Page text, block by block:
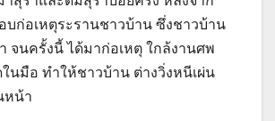
บก่อเหตุระรานชาวบ้าน ซึ่งชาวบ้าน
จนครั้งนี้ ได้มาก่อเหตุ ใกล้งานศพ
นมือ ทำให้ชาวบ้าน ต่างวิ่งหนีเผ่น
หน้า